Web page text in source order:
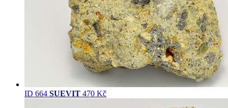
ID 664 SUEVIT 470 Kč